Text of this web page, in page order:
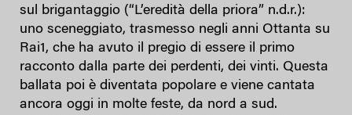
sul brigantaggio (“L’eredità della priora” n.d.r.):
uno sceneggiato, trasmesso negli anni Ottanta su
Rai1, che ha avuto il pregio di essere il primo
racconto dalla parte dei perdenti, dei vinti. Questa
ballata poi è diventata popolare e viene cantata
ancora oggi in molte feste, da nord a sud.